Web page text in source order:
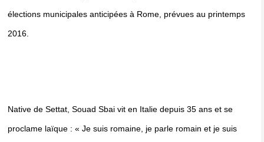
élections municipales anticipées à Rome, prévues au printemps
2016.
Native de Settat, Souad Sbai vit en Italie depuis 35 ans et se
proclame laïque : « Je suis romaine, je parle romain et je suis